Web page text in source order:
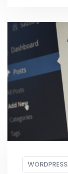
WORDPRESS